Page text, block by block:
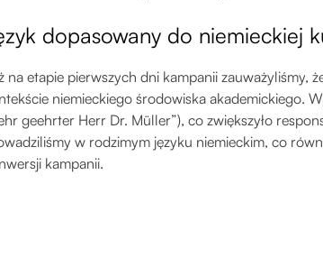
dopasowany do niemieckiej
na etapie pierwszych dni kampanii zauważyliśmy,
niemieckiego środowiska akademickiego.
geehrter Herr Dr. Müller”), co zwiększyło
w rodzimym języku niemieckim, co
kampanii.